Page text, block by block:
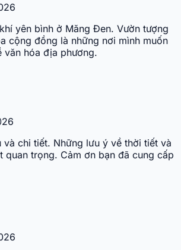
yên bình ở Măng Đen. Vườn tượng
cộng đồng là những nơi mình muốn
văn hóa địa phương.
và chi tiết. Những lưu ý về thời tiết và
quan trọng. Cảm ơn bạn đã cung cấp